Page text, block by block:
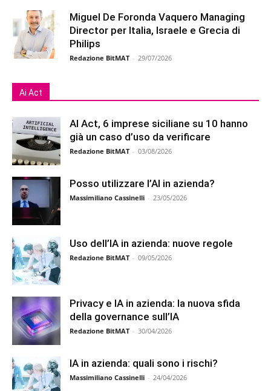
Miguel De Foronda Vaquero Managing
Director per Italia, Israele e Grecia di
Philips
Redazione BitMAT - 29/07/2026
Ai Act
AI Act, 6 imprese siciliane su 10 hanno
già un caso d’uso da verificare
Redazione BitMAT - 03/08/2026
Posso utilizzare l’AI in azienda?
Massimiliano Cassinelli - 23/05/2026
Uso dell’IA in azienda: nuove regole
Redazione BitMAT - 09/05/2026
Privacy e IA in azienda: la nuova sfida
della governance sull’IA
Redazione BitMAT - 30/04/2026
IA in azienda: quali sono i rischi?
Massimiliano Cassinelli - 24/04/2026